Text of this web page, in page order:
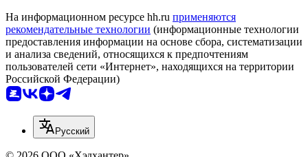
На информационном ресурсе hh.ru применяются
рекомендательные технологии (информационные технологии
предоставления информации на основе сбора, систематизации
и анализа сведений, относящихся к предпочтениям
пользователей сети «Интернет», находящихся на территории
Российской Федерации)
Русский